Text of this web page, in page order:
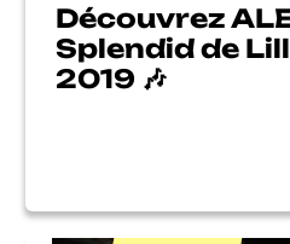
Découvrez
Splendid de
2019 🎶